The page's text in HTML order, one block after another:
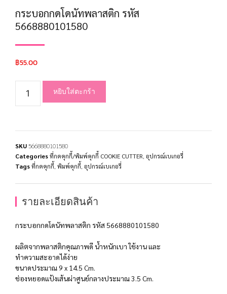
กระบอกกดโดนัทพลาสติก รหัส
5668880101580
฿55.00
หยิบใส่ตะกร้า
SKU5668880101580
Categoriesที่กดคุกกี้/พิมพ์คุกกี้ COOKIE CUTTER อุปกรณ์เบเกอรี่
Tagsที่กดคุกกี้ พิมพ์คุกกี้ อุปกรณ์เบเกอรี่
รายละเอียดสินค้า
กระบอกกดโดนัทพลาสติก รหัส 5668880101580
ผลิตจากพลาสติกคุณภาพดี น้ำหนักเบา ใช้งาน และ
ทำความสะอาดได้ง่าย
ขนาดประมาณ 9 x 14.5 Cm.
ช่องหยอดแป้งเส้นผ่าศูนย์กลางประมาณ 3.5 Cm.